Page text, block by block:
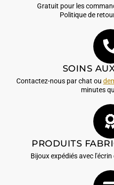
Gratuit pour les
Politique de
SOINS
Contactez-nous par chat ou
minutes
PRODUITS
Bijoux expédiés avec